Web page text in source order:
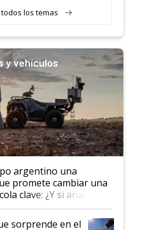
los temas
y vehículos
argentino una
promete cambiar una
clave: ¿Y si analizar
tan simple como
sorprende en el